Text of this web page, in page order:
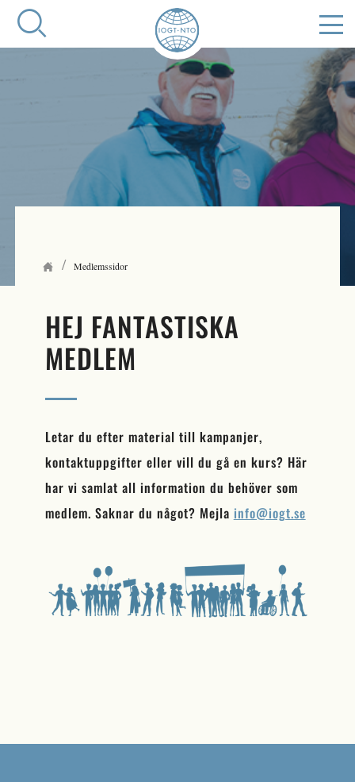
/ Medlemssidor
HEJ FANTASTISKA
MEDLEM
Letar du efter material till kampanjer,
kontaktuppgifter eller vill du gå en kurs? Här
har vi samlat all information du behöver som
medlem. Saknar du något? Mejla info@iogt.se